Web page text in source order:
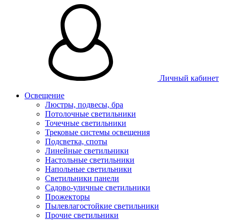
Личный кабинет
Освещение
Люстры, подвесы, бра
Потолочные светильники
Точечные светильники
Трековые системы освещения
Подсветка, споты
Линейные светильники
Настольные светильники
Напольные светильники
Светильники панели
Садово-уличные светильники
Прожекторы
Пылевлагостойкие светильники
Прочие светильники